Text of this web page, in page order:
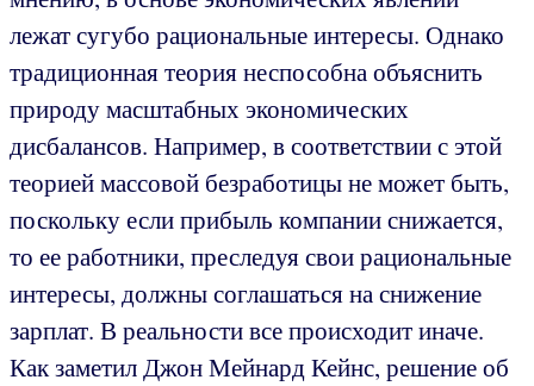
лежат сугубо рациональные интересы. Однако
традиционная теория неспособна объяснить
природу масштабных экономических
дисбалансов. Например, в соответствии с этой
теорией массовой безработицы не может быть,
поскольку если прибыль компании снижается,
то ее работники, преследуя свои рациональные
интересы, должны соглашаться на снижение
зарплат. В реальности все происходит иначе.
Как заметил Джон Мейнард Кейнс, решение об